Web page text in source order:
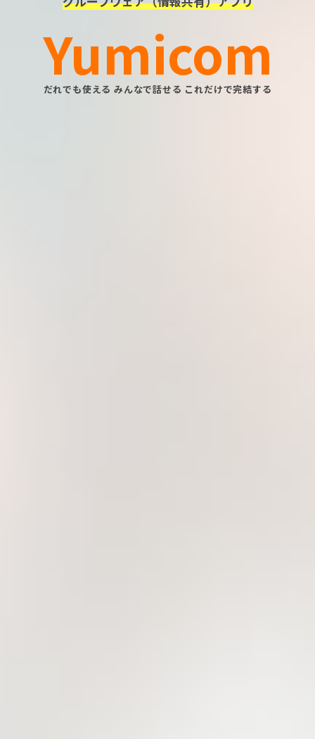
Yumicom
だれでも使える みんなで話せる これだけで完結する